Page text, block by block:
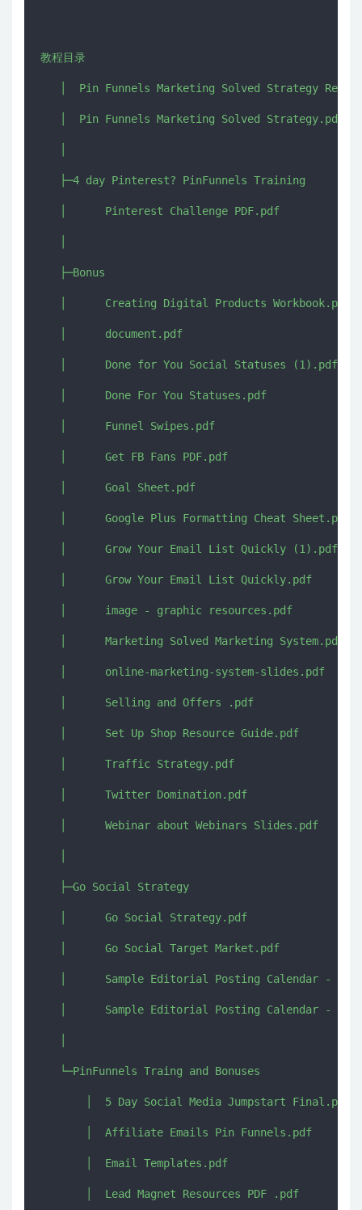
教程目录
│  Pin Funnels Marketing Solved Strategy Rev
   │  Pin Funnels Marketing Solved Strategy.pdf
   ├─4 day Pinterest? PinFunnels Training
   │      Pinterest Challenge PDF.pdf
   ├─Bonus
   │      Creating Digital Products Workbook.pdf
   │      document.pdf
   │      Done for You Social Statuses (1).pdf
   │      Done For You Statuses.pdf
   │      Funnel Swipes.pdf
   │      Get FB Fans PDF.pdf
   │      Goal Sheet.pdf
   │      Google Plus Formatting Cheat Sheet.pdf
   │      Grow Your Email List Quickly (1).pdf
   │      Grow Your Email List Quickly.pdf
   │      image - graphic resources.pdf
   │      Marketing Solved Marketing System.pdf
   │      online-marketing-system-slides.pdf
   │      Selling and Offers .pdf
   │      Set Up Shop Resource Guide.pdf
   │      Traffic Strategy.pdf
   │      Twitter Domination.pdf
   │      Webinar about Webinars Slides.pdf
   ├─Go Social Strategy
   │      Go Social Strategy.pdf
   │      Go Social Target Market.pdf
│      Sample Editorial Posting Calendar - MS
│      Sample Editorial Posting Calendar - MS
   └─PinFunnels Traing and Bonuses
       │  5 Day Social Media Jumpstart Final.pdf
       │  Affiliate Emails Pin Funnels.pdf
       │  Email Templates.pdf
       │  Lead Magnet Resources PDF .pdf